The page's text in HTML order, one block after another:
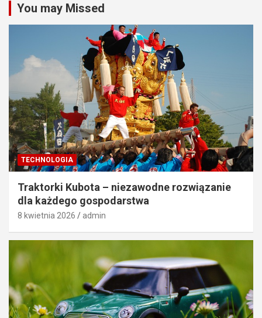
You may Missed
TECHNOLOGIA
Traktorki Kubota – niezawodne rozwiązanie
dla każdego gospodarstwa
8 kwietnia 2026 admin